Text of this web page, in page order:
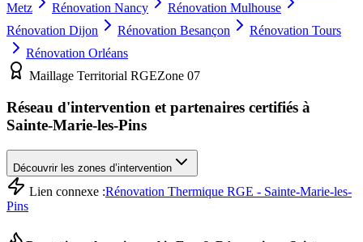
Metz
Rénovation Nancy Rénovation Mulhouse
Rénovation Dijon Rénovation Besançon Rénovation Tours
Rénovation Orléans
Maillage Territorial RGEZone 07
Réseau d'intervention et partenaires certifiés à
Sainte-Marie-les-Pins
Découvrir les zones d’intervention
Lien connexe :Rénovation Thermique RGE - Sainte-Marie-les-
Pins